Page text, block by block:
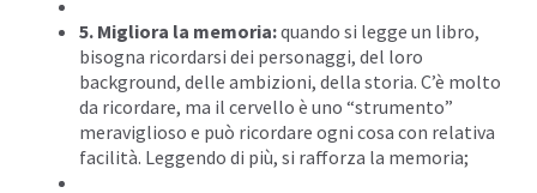
5. Migliora la memoria:quando si legge un libro,
bisogna ricordarsi dei personaggi, del loro
background, delle ambizioni, della storia. C’è molto
da ricordare, ma il cervello è uno “strumento”
meraviglioso e può ricordare ogni cosa con relativa
facilità. Leggendo di più, si rafforza la memoria;